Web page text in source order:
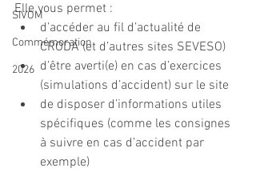
SIVOM
Commémoration
2026
Elle vous permet :
d’accéder au fil d’actualité de
CRODA (et d’autres sites SEVESO)
d’être averti(e) en cas d’exercices
(simulations d’accident) sur le site
de disposer d’informations utiles
spécifiques (comme les consignes
à suivre en cas d’accident par
exemple)